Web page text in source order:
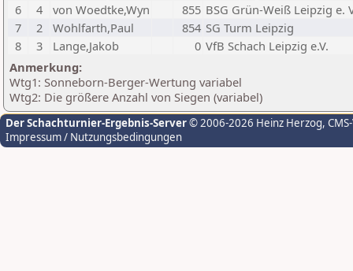
6
4 von Woedtke,Wyn 855 BSG Grün-Weiß Leipzig e.
7
2 Wohlfarth,Paul 854 SG Turm Leipzig
8
3 Lange,Jakob 0 VfB Schach Leipzig e.V.
Anmerkung:
Wtg1: Sonneborn-Berger-Wertung variabel
Wtg2: Die größere Anzahl von Siegen (variabel)
Der Schachturnier-Ergebnis-Server© 2006-2026 Heinz Herzog,
Impressum / Nutzungsbedingungen